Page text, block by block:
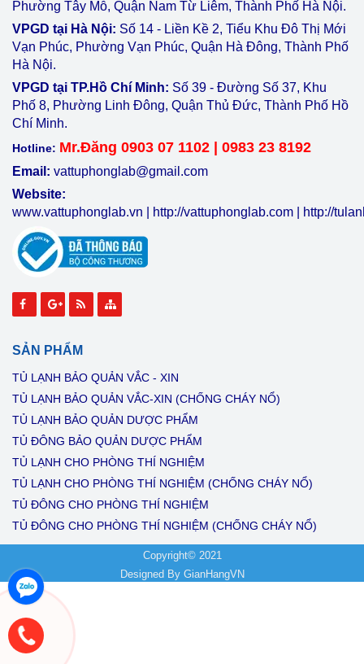
Phường Tây Mỗ, Quận Nam Từ Liêm, Thành Phố Hà Nội.
VPGD tại Hà Nội: Số 14 - Liền Kề 2, Tiểu Khu Đô Thị Mới
Vạn Phúc, Phường Vạn Phúc, Quận Hà Đông, Thành Phố
Hà Nội.
VPGD tại TP.Hồ Chí Minh: Số 39 - Đường Số 37, Khu
Phố 8, Phường Linh Đông, Quận Thủ Đức, Thành Phố Hồ
Chí Minh.
Hotline: Mr.Đăng 0903 07 1102 | 0983 23 8192
Email: vattuphonglab@gmail.com
Website:
www.vattuphonglab.vn
http://vattuphonglab.com http://
SẢN PHẨM
TỦ LẠNH BẢO QUẢN VẮC - XIN
TỦ LẠNH BẢO QUẢN VẮC-XIN (CHỐNG CHÁY NỔ)
TỦ LẠNH BẢO QUẢN DƯỢC PHẨM
TỦ ĐÔNG BẢO QUẢN DƯỢC PHẨM
TỦ LẠNH CHO PHÒNG THÍ NGHIỆM
TỦ LẠNH CHO PHÒNG THÍ NGHIỆM (CHỐNG CHÁY NỔ)
TỦ ĐÔNG CHO PHÒNG THÍ NGHIỆM
TỦ ĐÔNG CHO PHÒNG THÍ NGHIỆM (CHỐNG CHÁY NỔ)
Copyright© 2021
Designed By GianHangVN